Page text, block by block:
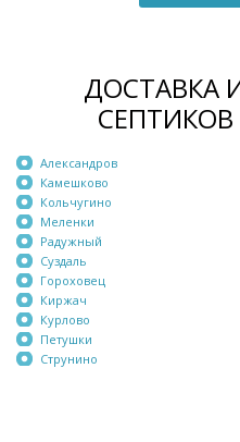
ДОСТАВКА
СЕПТИКОВ
Александров
Камешково
Кольчугино
Меленки
Радужный
Суздаль
Гороховец
Киржач
Курлово
Петушки
Струнино